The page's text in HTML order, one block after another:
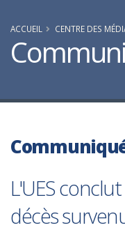
ACCUEIL CENTRE DES
L'UES
décès